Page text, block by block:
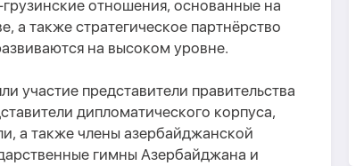
отношения, основанные на
а также стратегическое партнёрство
на высоком уровне.
участие представители правительства
дипломатического корпуса,
а также члены азербайджанской
гимны Азербайджана и